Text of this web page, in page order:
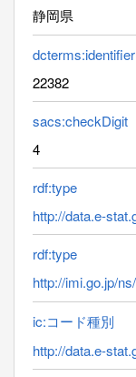
静岡県
dcterms:identifier
22382
sacs:checkDigit
4
rdf:type
http://data.e-
rdf:type
http://imi.go.jp/
ic:コード種別
http://data.e-